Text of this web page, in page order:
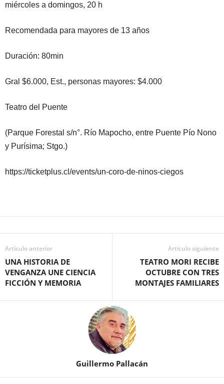
miércoles a domingos, 20 h
Recomendada para mayores de 13 años
Duración: 80min
Gral $6.000, Est., personas mayores: $4.000
Teatro del Puente
(Parque Forestal s/n°. Río Mapocho, entre Puente Pío Nono
y Purísima; Stgo.)
https://ticketplus.cl/events/un-coro-de-ninos-ciegos
Artículo anterior
UNA HISTORIA DE
VENGANZA UNE CIENCIA
FICCIÓN Y MEMORIA
Artículo siguiente
TEATRO MORI RECIBE
OCTUBRE CON TRES
MONTAJES FAMILIARES
Guillermo Pallacán